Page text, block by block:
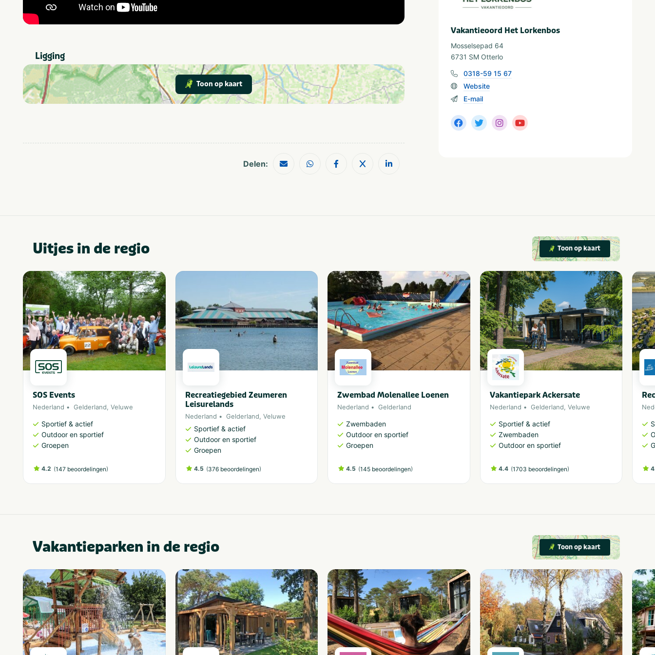
Ligging
Toon op kaart
Delen:
Vakantieoord Het Lorkenbos
Mosselsepad 64
6731 SM Otterlo
0318-59 15 67
Website
E-mail
Uitjes in de regio Toon op kaart
SOS Events
Nederland Gelderland, Veluwe
Sportief & actief
Outdoor en sportief
Groepen
4.2 (147 beoordelingen)
Recreatiegebied Zeumeren
Leisurelands
Nederland Gelderland, Veluwe
Sportief & actief
Outdoor en sportief
Groepen
4.5 (376 beoordelingen)
Zwembad Molenallee Loenen
Nederland Gelderland
Zwembaden
Outdoor en sportief
Groepen
4.5 (145 beoordelingen)
Vakantiepark Ackersate
Nederland Gelderland, Veluwe
Sportief & actief
Zwembaden
Outdoor en sportief
4.4 (1703 beoordelingen)
Vakantieparken in de regio Toon op kaart